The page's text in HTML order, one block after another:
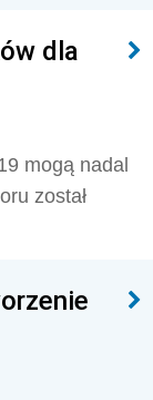
dla
mogą nadal
został